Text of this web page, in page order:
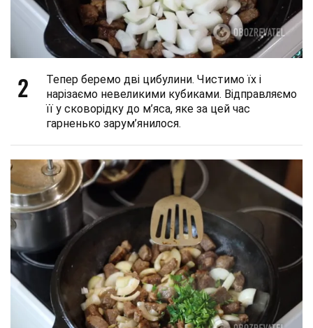
2
Тепер беремо дві цибулини. Чистимо їх і
нарізаємо невеликими кубиками. Відправляємо
її у сковорідку до м’яса, яке за цей час
гарненько зарум’янилося.